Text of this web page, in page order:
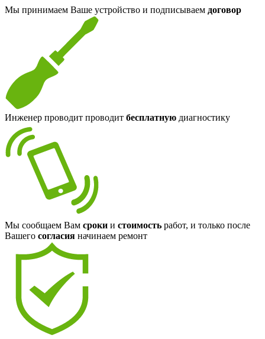
Мы принимаем Ваше устройство и подписываем договор
Инженер проводит проводит бесплатную диагностику
Мы сообщаем Вам сроки и стоимость работ, и только после
Вашего согласия начинаем ремонт